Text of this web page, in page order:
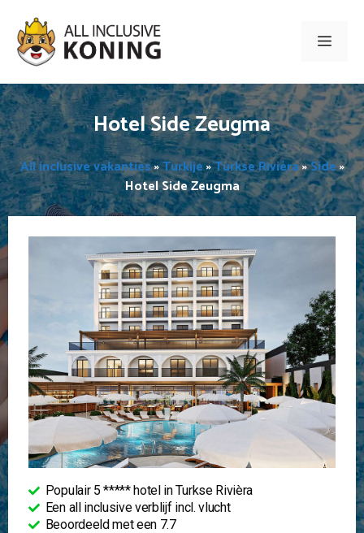
naar
inhoud
Menu
Hotel Side Zeugma
All inclusive vakanties»Turkije»Turkse Rivièra»Side»
Hotel Side Zeugma
Populair 5 ***** hotel in Turkse Rivièra
Een all inclusive verblijf incl. vlucht
Beoordeeld met een 7.7